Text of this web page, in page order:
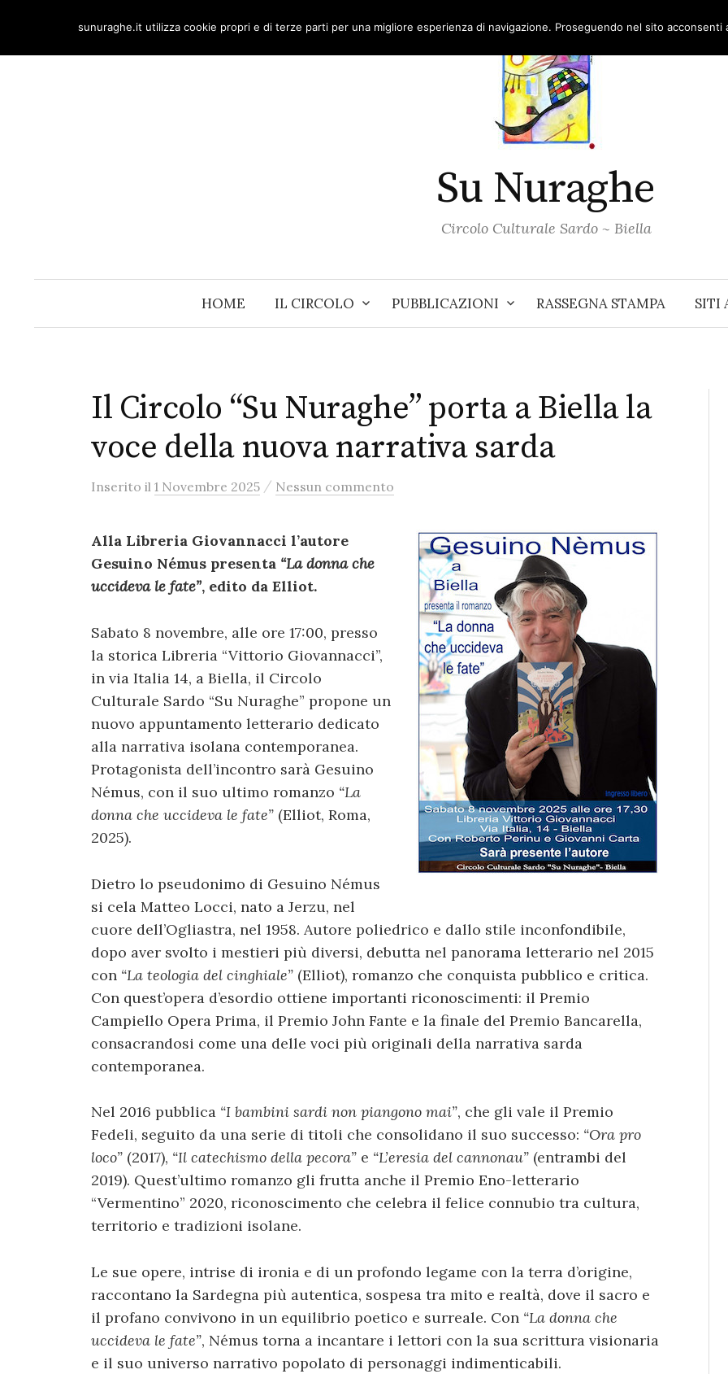
content
Su Nuraghe
Circolo Culturale Sardo ~ Biella
HOME IL CIRCOLO PUBBLICAZIONI RASSEGNA STAMPA SITI
Il Circolo “Su Nuraghe” porta a Biella la
voce della nuova narrativa sarda
Inserito il 1 Novembre 2025 / Nessun commento
Alla Libreria Giovannacci l’autore
Gesuino Némus presenta “La donna che
uccideva le fate”, edito da Elliot.
Sabato 8 novembre, alle ore 17:00, presso
la storica Libreria “Vittorio Giovannacci”,
in via Italia 14, a Biella, il Circolo
Culturale Sardo “Su Nuraghe” propone un
nuovo appuntamento letterario dedicato
alla narrativa isolana contemporanea.
Protagonista dell’incontro sarà Gesuino
Némus, con il suo ultimo romanzo “La
donna che uccideva le fate” (Elliot, Roma,
2025).
Dietro lo pseudonimo di Gesuino Némus
si cela Matteo Locci, nato a Jerzu, nel
cuore dell’Ogliastra, nel 1958. Autore poliedrico e dallo stile inconfondibile,
dopo aver svolto i mestieri più diversi, debutta nel panorama letterario nel 2015
con “La teologia del cinghiale” (Elliot), romanzo che conquista pubblico e critica.
Con quest’opera d’esordio ottiene importanti riconoscimenti: il Premio
Campiello Opera Prima, il Premio John Fante e la finale del Premio Bancarella,
consacrandosi come una delle voci più originali della narrativa sarda
contemporanea.
Nel 2016 pubblica “I bambini sardi non piangono mai”, che gli vale il Premio
Fedeli, seguito da una serie di titoli che consolidano il suo successo: “Ora pro
loco” (2017), “Il catechismo della pecora” e “L’eresia del cannonau” (entrambi del
2019). Quest’ultimo romanzo gli frutta anche il Premio Eno-letterario
“Vermentino” 2020, riconoscimento che celebra il felice connubio tra cultura,
territorio e tradizioni isolane.
Le sue opere, intrise di ironia e di un profondo legame con la terra d’origine,
raccontano la Sardegna più autentica, sospesa tra mito e realtà, dove il sacro e
il profano convivono in un equilibrio poetico e surreale. Con “La donna che
uccideva le fate”, Némus torna a incantare i lettori con la sua scrittura visionaria
e il suo universo narrativo popolato di personaggi indimenticabili.
sunuraghe.it utilizza cookie propri e di terze parti per una migliore esperienza di navigazione. Proseguendo nel sito acconsenti